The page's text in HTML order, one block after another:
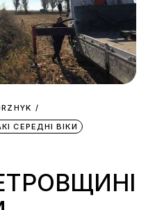
СЕРЕДНІ ВІКИ